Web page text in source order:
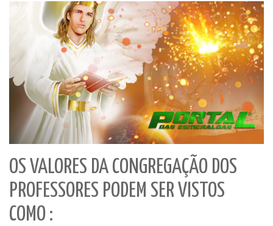
OS VALORES DA CONGREGAÇÃO DOS
PROFESSORES PODEM SER VISTOS
COMO :